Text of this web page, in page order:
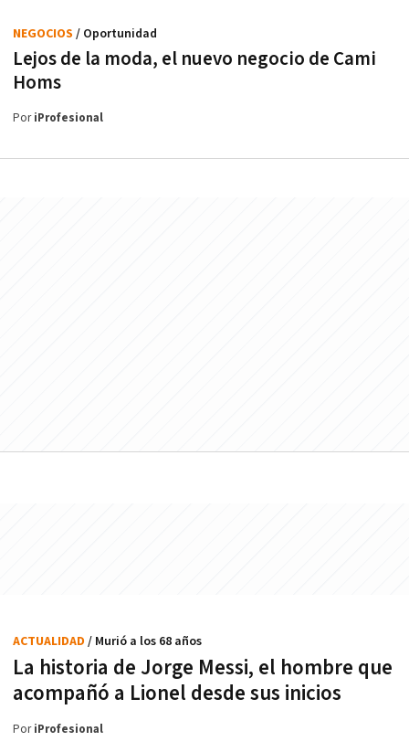
Lejos de la moda, el nuevo negocio de Cami
Homs
NEGOCIOS / Oportunidad
PoriProfesional
La historia de Jorge Messi, el hombre que
acompañó a Lionel desde sus inicios
ACTUALIDAD / Murió a los 68 años
PoriProfesional